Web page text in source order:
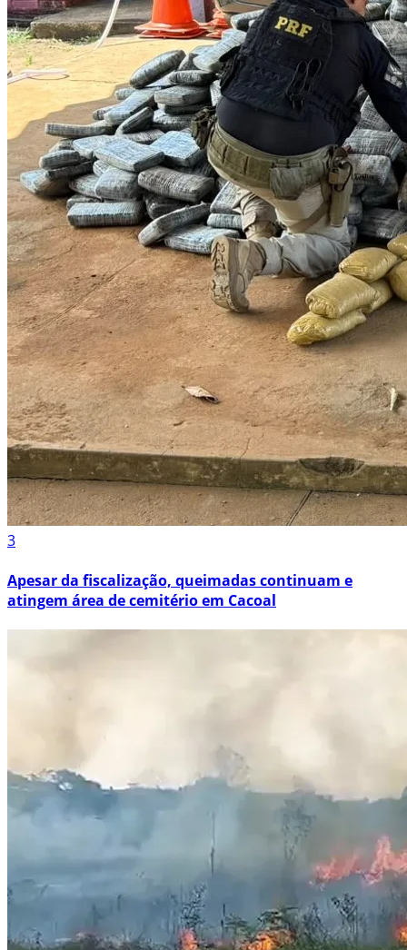
3
Apesar da fiscalização, queimadas continuam e
atingem área de cemitério em Cacoal